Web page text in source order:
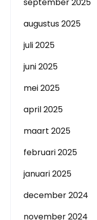
augustus 2025
juli 2025
juni 2025
mei 2025
april 2025
maart 2025
februari 2025
januari 2025
december 2024
november 2024